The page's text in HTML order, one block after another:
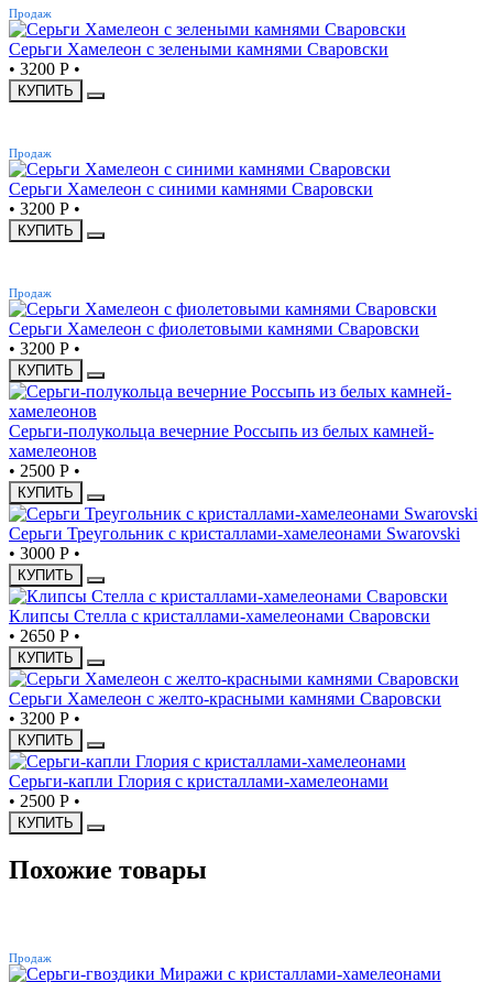
Продаж
Серьги Хамелеон с зелеными камнями Сваровски
• 3200 Р •
КУПИТЬ
Продаж
Серьги Хамелеон с синими камнями Сваровски
• 3200 Р •
КУПИТЬ
Продаж
Серьги Хамелеон с фиолетовыми камнями Сваровски
• 3200 Р •
КУПИТЬ
Серьги-полукольца вечерние Россыпь из белых камней-
хамелеонов
• 2500 Р •
КУПИТЬ
Серьги Треугольник с кристаллами-хамелеонами Swarovski
• 3000 Р •
КУПИТЬ
Клипсы Стелла с кристаллами-хамелеонами Сваровски
• 2650 Р •
КУПИТЬ
Серьги Хамелеон с желто-красными камнями Сваровски
• 3200 Р •
КУПИТЬ
Серьги-капли Глория с кристаллами-хамелеонами
• 2500 Р •
КУПИТЬ
Похожие товары
Продаж